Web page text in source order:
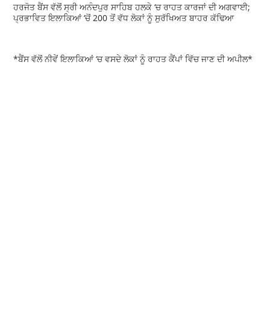
ਹਰਜੋਤ ਬੈਂਸ ਵੱਲੋਂ ਸ੍ਰੀ ਅਨੰਦਪੁਰ ਸਾਹਿਬ ਹਲਕੇ ‘ਚ ਰਾਹਤ ਕਾਰਜਾਂ ਦੀ ਅਗਵਾਈ;
ਪ੍ਰਭਾਵਿਤ ਇਲਾਕਿਆਂ ‘ਚੋਂ 200 ਤੋਂ ਵੱਧ ਲੋਕਾਂ ਨੂੰ ਸੁਰੱਖਿਅਤ ਬਾਹਰ ਕੱਢਿਆ
*ਬੈਂਸ ਵੱਲੋਂ ਨੀਵੇਂ ਇਲਾਕਿਆਂ ‘ਚ ਵਸਦੇ ਲੋਕਾਂ ਨੂੰ ਰਾਹਤ ਕੈਂਪਾਂ ਵਿੱਚ ਜਾਣ ਦੀ ਅਪੀਲ*